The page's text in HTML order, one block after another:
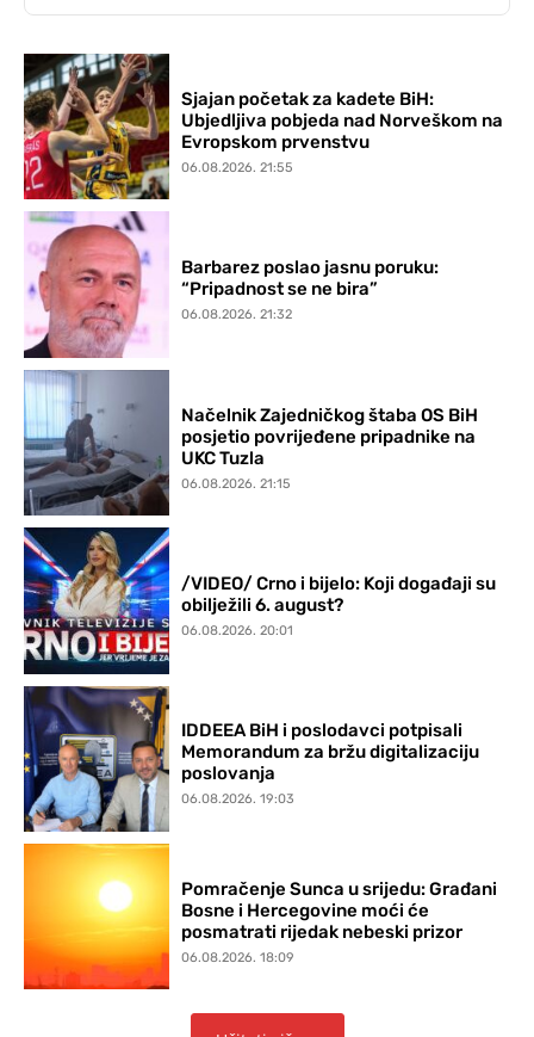
Sjajan početak za kadete BiH:
Ubjedljiva pobjeda nad Norveškom na
Evropskom prvenstvu
06.08.2026. 21:55
Barbarez poslao jasnu poruku:
“Pripadnost se ne bira”
06.08.2026. 21:32
Načelnik Zajedničkog štaba OS BiH
posjetio povrijeđene pripadnike na
UKC Tuzla
06.08.2026. 21:15
/VIDEO/ Crno i bijelo: Koji događaji su
obilježili 6. august?
06.08.2026. 20:01
IDDEEA BiH i poslodavci potpisali
Memorandum za bržu digitalizaciju
poslovanja
06.08.2026. 19:03
Pomračenje Sunca u srijedu: Građani
Bosne i Hercegovine moći će
posmatrati rijedak nebeski prizor
06.08.2026. 18:09